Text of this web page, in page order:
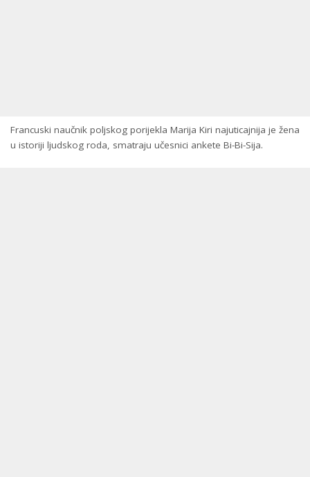
Francuski naučnik poljskog porijekla Marija Kiri najuticajnija je žena
u istoriji ljudskog roda, smatraju učesnici ankete Bi-Bi-Sija.